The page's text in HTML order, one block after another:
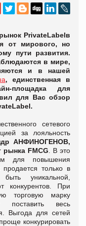
PrivateLabelв
от мирового, но
пути развития.
в мире,
и в нашей
, единственная в
площадка для
для Вас обзор
Label.
сетевого
за лояльность
АНФИНОГЕНОВ,
FMCG . В это
для повышения
только в
уникальной,
конкурентов. При
торговую марку
поставить весь
Выгода для сетей
конкурировать